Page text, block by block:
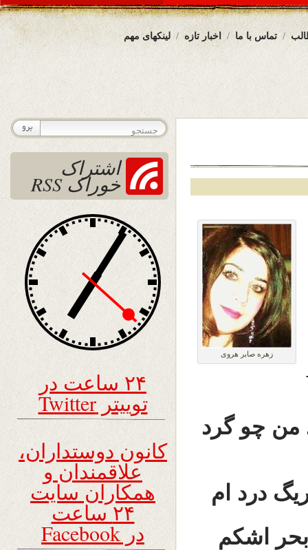
لینکهای مهم اخبار تازه تماس با ما
زهره صابر هروی
من چو گرد
درد ام
اشکم
اشتراک
خوراک RSS
۲۴ ساعت در
توییتر Twitter
کانون دوستداران،
علاقمندان و
همکاران سایت
۲۴ ساعت
در Facebook